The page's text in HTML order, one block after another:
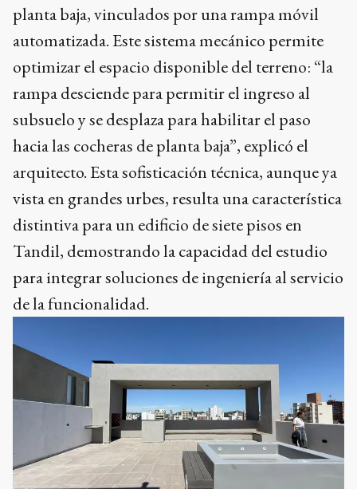
planta baja, vinculados por una rampa móvil
automatizada. Este sistema mecánico permite
optimizar el espacio disponible del terreno: “la
rampa desciende para permitir el ingreso al
subsuelo y se desplaza para habilitar el paso
hacia las cocheras de planta baja”, explicó el
arquitecto. Esta sofisticación técnica, aunque ya
vista en grandes urbes, resulta una característica
distintiva para un edificio de siete pisos en
Tandil, demostrando la capacidad del estudio
para integrar soluciones de ingeniería al servicio
de la funcionalidad.